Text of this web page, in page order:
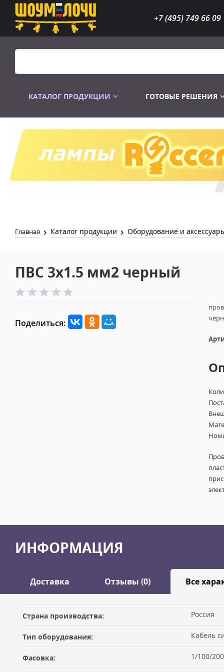
+7 (495) 749 66 09
КАТАЛОГ ПРОДУКЦИИ
Распродажа Лампы
ГОТОВЫЕ РЕШЕНИЯ
Главная Каталог продукции Оборудование и
ПВС 3х1.5 мм2 черный
Поделиться:
ИНФОРМАЦИЯ
Доставка Отзывы (0) Все
ДОСТАВКА
Самовывоз из офиса
Вы можете забрать товар из офиса (метро "Бутырская") после
Оставить отзыв
Ваше имя
Страна производства: Россия
Тип оборудования: Кабель
Фасовка: 1/100/200